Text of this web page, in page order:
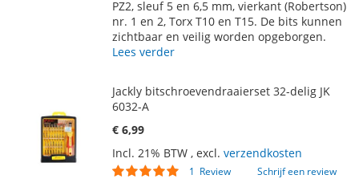
PZ2, sleuf 5 en 6,5 mm, vierkant (Robertson)
nr. 1 en 2, Torx T10 en T15. De bits kunnen
zichtbaar en veilig worden opgeborgen.
Lees verder
Jackly bitschroevendraaierset 32-delig JK
6032-A
€ 6,99
Incl. 21% BTW , excl. verzendkosten
Waardering:
1 Review Schrijf een review